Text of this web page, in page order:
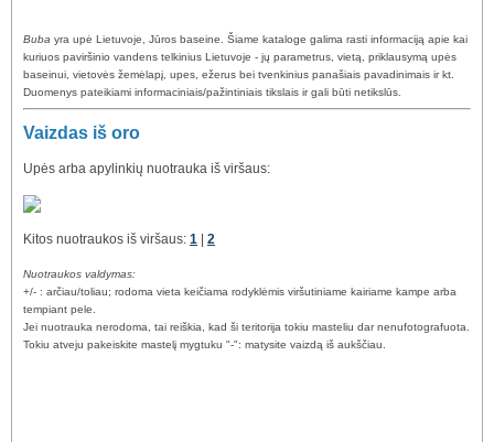
Buba yra upė Lietuvoje, Jūros baseine. Šiame kataloge galima rasti informaciją apie kai
kuriuos paviršinio vandens telkinius Lietuvoje - jų parametrus, vietą, priklausymą upės
baseinui, vietovės žemėlapį, upes, ežerus bei tvenkinius panašiais pavadinimais ir kt.
Duomenys pateikiami informaciniais/pažintiniais tikslais ir gali būti netikslūs.
Vaizdas iš oro
Upės arba apylinkių nuotrauka iš viršaus:
Kitos nuotraukos iš viršaus: 1 2
Nuotraukos valdymas:
+/- : arčiau/toliau; rodoma vieta keičiama rodyklėmis viršutiniame kairiame kampe arba
tempiant pele.
Jei nuotrauka nerodoma, tai reiškia, kad ši teritorija tokiu masteliu dar nenufotografuota.
Tokiu atveju pakeiskite mastelį mygtuku "-": matysite vaizdą iš aukščiau.